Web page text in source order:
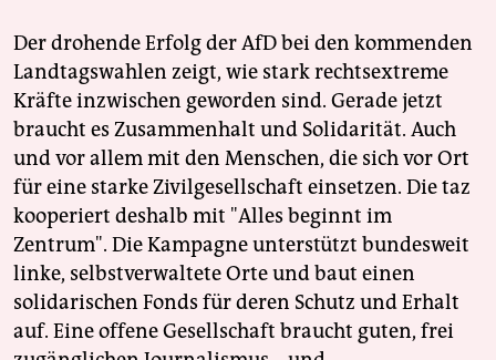
Der drohende Erfolg der AfD bei den kommenden
Landtagswahlen zeigt, wie stark rechtsextreme
Kräfte inzwischen geworden sind. Gerade jetzt
braucht es Zusammenhalt und Solidarität. Auch
und vor allem mit den Menschen, die sich vor Ort
für eine starke Zivilgesellschaft einsetzen. Die taz
kooperiert deshalb mit "Alles beginnt im
Zentrum". Die Kampagne unterstützt bundesweit
linke, selbstverwaltete Orte und baut einen
solidarischen Fonds für deren Schutz und Erhalt
auf. Eine offene Gesellschaft braucht guten, frei